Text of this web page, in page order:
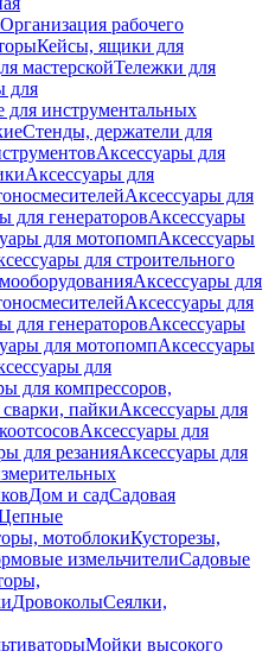
Организация рабочего
Кейсы, ящики для
мастерскойТележки для
для
инструментальных
Стенды, держатели для
Аксессуары для
Аксессуары для
Аксессуары для
для генераторовАксессуары
для мотопомпАксессуары
для строительного
Аксессуары для
Аксессуары для
для генераторовАксессуары
для мотопомпАксессуары
для
для компрессоров,
пайкиАксессуары для
Аксессуары для
для резанияАксессуары для
Дом и садСадовая
мотоблокиКусторезы,
измельчителиСадовые
ДровоколыСеялки,
Мойки высокого